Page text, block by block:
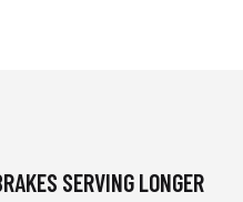
SERVING LONGER